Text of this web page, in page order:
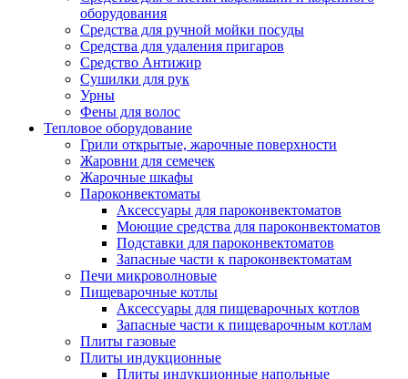
оборудования
Средства для ручной мойки посуды
Средства для удаления пригаров
Средство Антижир
Сушилки для рук
Урны
Фены для волос
Тепловое оборудование
Грили открытые, жарочные поверхности
Жаровни для семечек
Жарочные шкафы
Пароконвектоматы
Аксессуары для пароконвектоматов
Моющие средства для пароконвектоматов
Подставки для пароконвектоматов
Запасные части к пароконвектоматам
Печи микроволновые
Пищеварочные котлы
Аксессуары для пищеварочных котлов
Запасные части к пищеварочным котлам
Плиты газовые
Плиты индукционные
Плиты индукционные напольные